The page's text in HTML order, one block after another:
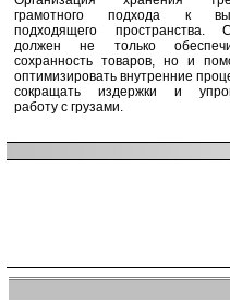
грамотного подхода к
подходящего пространства.
должен не только
сохранность товаров, но и
оптимизировать внутренние
сокращать издержки и
работу с грузами.